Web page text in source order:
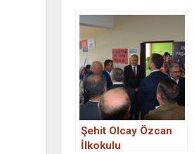
Şehit Olcay Özcan
İlkokulu